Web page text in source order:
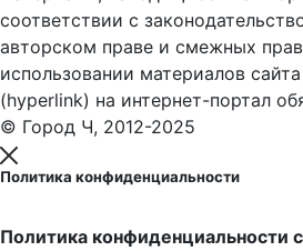
соответствии с
авторском праве и смежных
использовании материалов
(hyperlink) на интернет-портал
© Город Ч, 2012-2025
Политика конфиденциальности
Политика конфиденциальности